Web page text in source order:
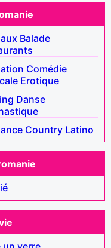
Balade
Comédie
Erotique
Danse
Country Latino